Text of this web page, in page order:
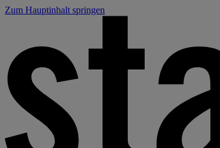
Zum Hauptinhalt springen